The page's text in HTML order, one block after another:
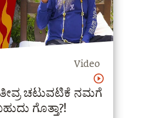
Video
ಚಟುವಟಿಕೆ ನಮಗೆ
ಗೊತ್ತಾ?!